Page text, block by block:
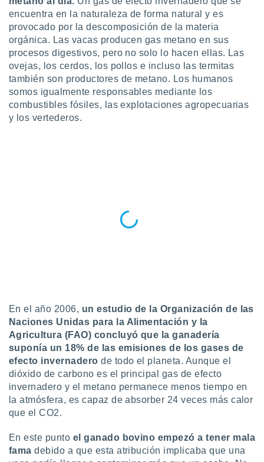
en
más
nuestra
y
de
de que
sean
el sitio
se
para
ni para
aunque
encuentra en la naturaleza de forma natural y es
provocado por la descomposición de la materia
orgánica. Las vacas producen gas metano en sus
procesos digestivos, pero no solo lo hacen ellas. Las
ovejas, los cerdos, los pollos e incluso las termitas
también son productores de metano. Los humanos
somos igualmente responsables mediante los
combustibles fósiles, las explotaciones agropecuarias
y los vertederos.
En el año 2006, un estudio de la Organización de las
Naciones Unidas para la Alimentación y la
Agricultura (FAO) concluyó que la ganadería
suponía un 18% de las emisiones de los gases de
efecto invernadero de todo el planeta. Aunque el
dióxido de carbono es el principal gas de efecto
invernadero y el metano permanece menos tiempo en
la atmósfera, es capaz de absorber 24 veces más calor
que el CO2.
En este punto el ganado bovino empezó a tener mala
fama debido a que esta atribución implicaba que una